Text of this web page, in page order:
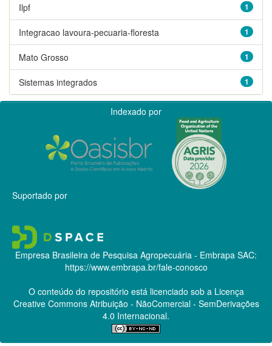
1
Ilpf
1
Integracao lavoura-pecuaria-floresta
1
Mato Grosso
1
Sistemas integrados
Indexado por
Suportado por
Empresa Brasileira de Pesquisa Agropecuária - Embrapa SAC:
https://www.embrapa.br/fale-conosco
O conteúdo do repositório está licenciado sob a Licença
Creative CommonsAtribuição - NãoComercial - SemDerivações
4.0 Internacional.